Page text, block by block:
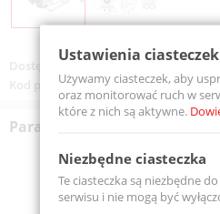
Dostępność:Na zamówienie
Kod produktu:SE07MD50+0003
Parametry techniczne
Pliki do
Ustawienia ciasteczek
Używamy ciasteczek, aby
oraz monitorować ruch w
które z nich są aktywne.
Niezbędne ciasteczka
Te ciasteczka są niezbędne do
serwisu i nie mogą być